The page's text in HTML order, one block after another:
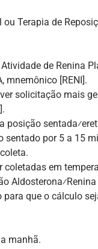
ou Terapia de
de Renina
mnemônico [RENI].
solicitação mais
posição
sentado por 5 a 15
coletadas em
que o cálculo
manhã.